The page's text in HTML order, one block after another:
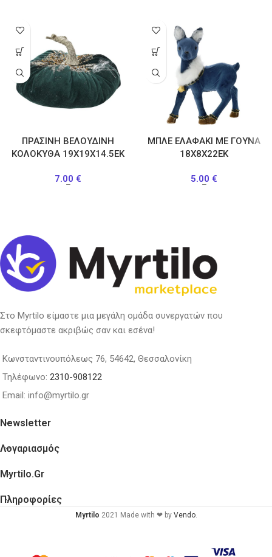
ΠΡΑΣΙΝΗ ΒΕΛΟΥΔΙΝΗ
ΚΟΛΟΚΥΘΑ 19Χ19Χ14.5ΕΚ
7.00 €
–
ΜΠΛΕ ΕΛΑΦΑΚΙ ΜΕ ΓΟΥΝΑ
18Χ8Χ22ΕΚ
5.00 €
–
Στο Myrtilo είμαστε μια μεγάλη ομάδα συνεργατών που
σκεφτόμαστε ακριβώς σαν και εσένα!
Κωνσταντινουπόλεως 76, 54642, Θεσσαλονίκη
Τηλέφωνο: 2310-908122
Email: info@myrtilo.gr
Newsletter
Λογαριασμός
Myrtilo.gr
Πληροφορίες
Myrtilo 2021 Made with ❤ by Vendo.